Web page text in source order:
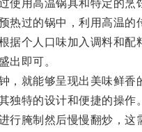
用高温锅具和特定的烹
过的锅中，利用高温的
个人口味加入调料和配
即可。
就能够呈现出美味鲜香
特的设计和便捷的操作。
腌制然后慢慢翻炒，这